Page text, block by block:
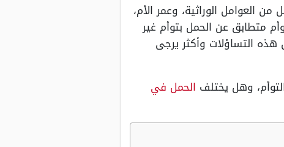
العوامل الوراثية، وعمر الأم،
متطابق عن الحمل بتوأم غير
التساؤلات وأكثر يرجى
وهل يختلف الحمل في